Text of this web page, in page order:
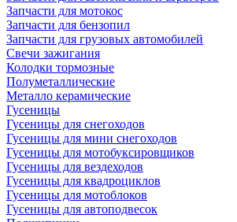
Запчасти для мотокос
Запчасти для бензопил
Запчасти для грузовых автомобилей
Свечи зажигания
Колодки тормозные
Полуметаллические
Металло керамические
Гусеницы
Гусеницы для снегоходов
Гусеницы для мини снегоходов
Гусеницы для мотобуксировщиков
Гусеницы для вездеходов
Гусеницы для квадроциклов
Гусеницы для мотоблоков
Гусеницы для автоподвесок